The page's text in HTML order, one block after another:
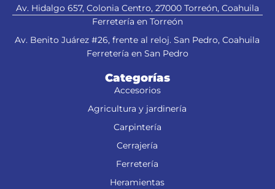
Av. Hidalgo 657, Colonia Centro, 27000 Torreón, Coahuila
Ferretería en Torreón
Av. Benito Juárez #26, frente al reloj. San Pedro, Coahuila
Ferretería en San Pedro
Categorías
Accesorios
Agricultura y jardinería
Carpintería
Cerrajería
Ferretería
Heramientas